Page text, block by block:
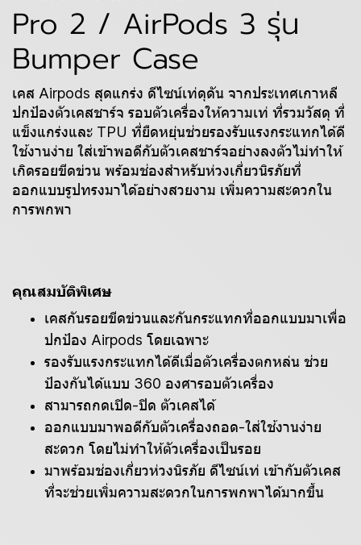
Pro 2 / AirPods 3 รุ่น
Bumper Case
เคส Airpods สุดแกร่ง ดีไซน์เท่ดุดัน จากประเทศเกาหลี
ปกป้องตัวเคสชาร์จ รอบตัวเครื่องให้ความเท่ ที่รวมวัสดุ ที่
แข็งแกร่งและ TPU ที่ยืดหยุ่นช่วยรองรับแรงกระแทกได้ดี
ใช้งานง่าย ใส่เข้าพอดีกับตัวเคสชาร์จอย่างลงตัวไม่ทำให้
เกิดรอยขีดข่วน พร้อมช่องสำหรับห่วงเกี่ยวนิรภัยที่
ออกแบบรูปทรงมาได้อย่างสวยงาม เพิ่มความสะดวกใน
การพกพา
คุณสมบัติพิเศษ
เคสกันรอยขีดข่วนและกันกระแทกที่ออกแบบมาเพื่อ
ปกป้อง Airpods โดยเฉพาะ
รองรับแรงกระแทกได้ดีเมื่อตัวเครื่องตกหล่น ช่วย
ป้องกันได้แบบ 360 องศารอบตัวเครื่อง
สามารถกดเปิด-ปิด ตัวเคสได้
ออกแบบมาพอดีกับตัวเครื่องถอด-ใส่ใช้งานง่าย
สะดวก โดยไม่ทำให้ตัวเครื่องเป็นรอย
มาพร้อมช่องเกี่ยวห่วงนิรภัย ดีไซน์เท่ เข้ากับตัวเคส
ที่จะช่วยเพิ่มความสะดวกในการพกพาได้มากขึ้น